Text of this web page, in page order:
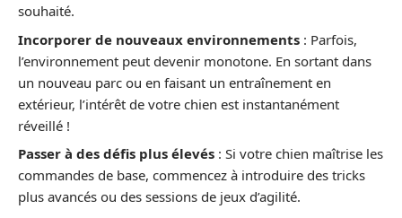
souhaité.
Incorporer de nouveaux environnements : Parfois,
l’environnement peut devenir monotone. En sortant dans
un nouveau parc ou en faisant un entraînement en
extérieur, l’intérêt de votre chien est instantanément
réveillé !
Passer à des défis plus élevés : Si votre chien maîtrise les
commandes de base, commencez à introduire des tricks
plus avancés ou des sessions de jeux d’agilité.